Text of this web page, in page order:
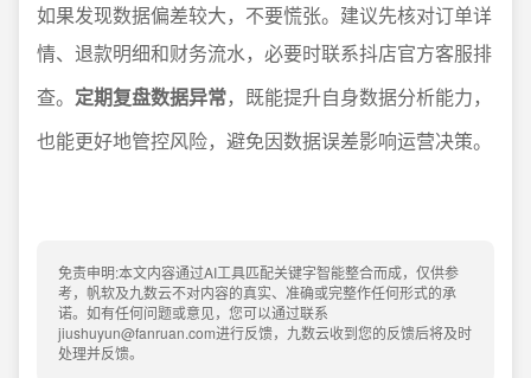
如果发现数据偏差较大，不要慌张。建议先核对订单详
情、退款明细和财务流水，必要时联系抖店官方客服排
查。 定期复盘数据异常，既能提升自身数据分析能力，
也能更好地管控风险，避免因数据误差影响运营决策。
免责申明:本文内容通过AI工具匹配关键字智能整合而成，仅供参
考，帆软及九数云不对内容的真实、准确或完整作任何形式的承
诺。如有任何问题或意见，您可以通过联系
jiushuyun@fanruan.com进行反馈，九数云收到您的反馈后将及时
处理并反馈。